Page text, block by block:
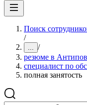
Поиск
/
... /
резюме в
специалист по
полная занятость